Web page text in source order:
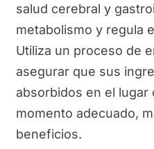
salud cerebral y
metabolismo y regula
Utiliza un proceso de
asegurar que sus
absorbidos en el lugar
momento adecuado,
beneficios.